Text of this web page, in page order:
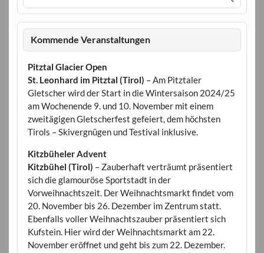
Kommende Veranstaltungen
Pitztal Glacier Open
St. Leonhard im Pitztal (Tirol) – Am Pitztaler
Gletscher wird der Start in die Wintersaison 2024/25
am Wochenende 9. und 10. November mit einem
zweitägigen Gletscherfest gefeiert, dem höchsten
Tirols – Skivergnügen und Testival inklusive.
Kitzbüheler Advent
Kitzbühel (Tirol) – Zauberhaft verträumt präsentiert
sich die glamouröse Sportstadt in der
Vorweihnachtszeit. Der Weihnachtsmarkt findet vom
20. November bis 26. Dezember im Zentrum statt.
Ebenfalls voller Weihnachtszauber präsentiert sich
Kufstein. Hier wird der Weihnachtsmarkt am 22.
November eröffnet und geht bis zum 22. Dezember.